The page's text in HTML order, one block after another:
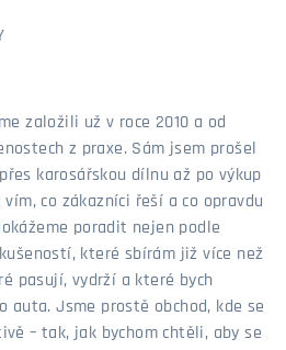
založili už v roce 2010 a od
z praxe. Sám jsem prošel
karosářskou dílnu až po výkup
co zákazníci řeší a co opravdu
poradit nejen podle
které sbírám již více než
pasují, vydrží a které bych
auta. Jsme prostě obchod, kde se
– tak, jak bychom chtěli, aby se